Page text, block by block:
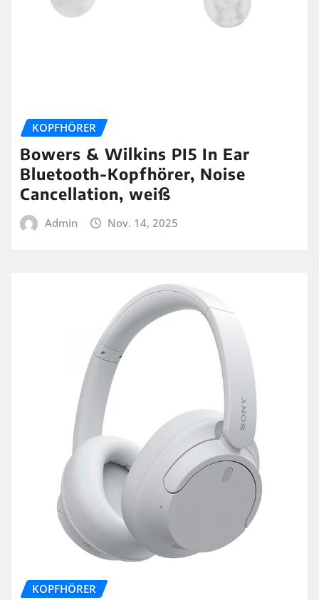
KOPFHÖRER
Bowers & Wilkins PI5 In Ear
Bluetooth-Kopfhörer, Noise
Cancellation, weiß
Admin Nov. 14, 2025
KOPFHÖRER